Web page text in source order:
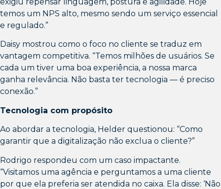
temos um NPS alto, mesmo sendo um serviço essencial
e regulado.”
Daisy mostrou como o foco no cliente se traduz em
vantagem competitiva. “Temos milhões de usuários. Se
cada um tiver uma boa experiência, a nossa marca
ganha relevância. Não basta ter tecnologia — é preciso
conexão.”
Tecnologia com propósito
Ao abordar a tecnologia, Helder questionou: “Como
garantir que a digitalização não exclua o cliente?”
Rodrigo respondeu com um caso impactante.
“Visitamos uma agência e perguntamos a uma cliente
por que ela preferia ser atendida no caixa. Ela disse: ‘Não